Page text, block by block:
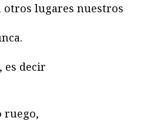
otros lugares nuestros
es decir
ruego,